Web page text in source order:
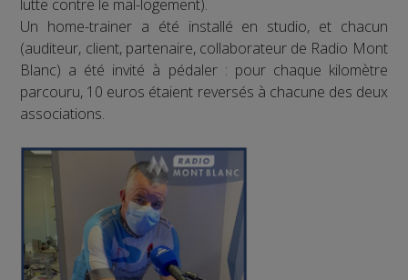
lutte contre le mal-logement).
Un home-trainer a été installé en studio, et chacun
(auditeur, client, partenaire, collaborateur de Radio Mont
Blanc) a été invité à pédaler : pour chaque kilomètre
parcouru, 10 euros étaient reversés à chacune des deux
associations.